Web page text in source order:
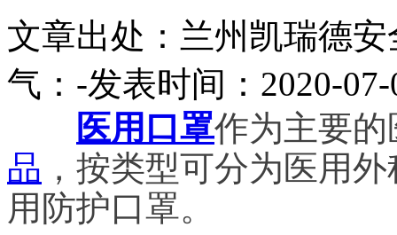
文章出处：兰州凯瑞德
气： -发表时间：2020-07-
医用口罩作为主要
品 ，按类型可分为医用
用防护口罩。